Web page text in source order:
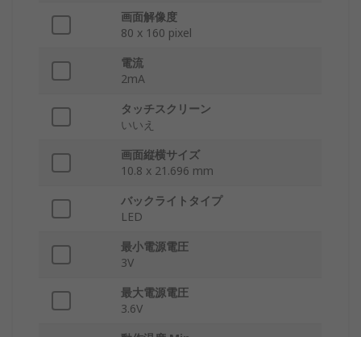
画面解像度
80 x 160 pixel
電流
2mA
タッチスクリーン
いいえ
画面縦横サイズ
10.8 x 21.696 mm
バックライトタイプ
LED
最小電源電圧
3V
最大電源電圧
3.6V